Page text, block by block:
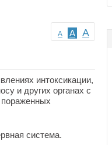
A A A
интоксикации,
и других органах с
система.